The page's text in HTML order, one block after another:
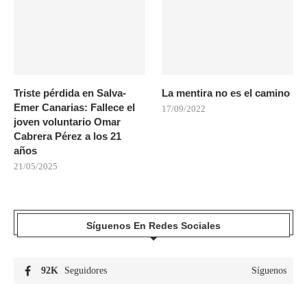
Triste pérdida en Salva-
Emer Canarias: Fallece el
joven voluntario Omar
Cabrera Pérez a los 21
años
21/05/2025
La mentira no es el camino
17/09/2022
Síguenos En Redes Sociales
92K Seguidores Síguenos